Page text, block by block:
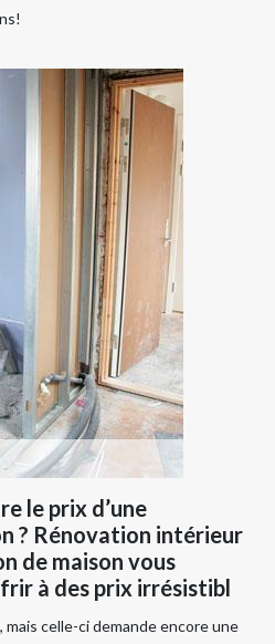
le prix d’une
? Rénovation intérieur
de maison vous
à des prix irrésistibl
mais celle-ci demande encore une